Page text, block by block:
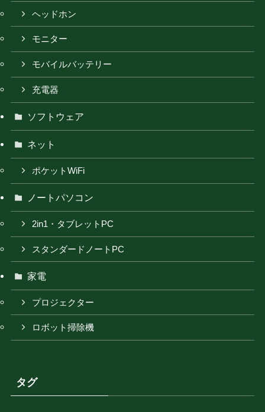
ヘッドホン
モニター
モバイルバッテリー
充電器
ソフトウェア
ネット
ポケットWiFi
ノートパソコン
2in1・タブレットPC
スタンダードノートPC
家電
プロジェクター
ロボット掃除機
タグ